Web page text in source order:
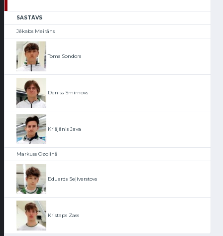
SASTĀVS
Jēkabs Meirāns
Toms Sondors
Deniss Smirnovs
Krišjānis Java
Markuss Ozoliņš
Eduards Seļiverstovs
Kristaps Zass